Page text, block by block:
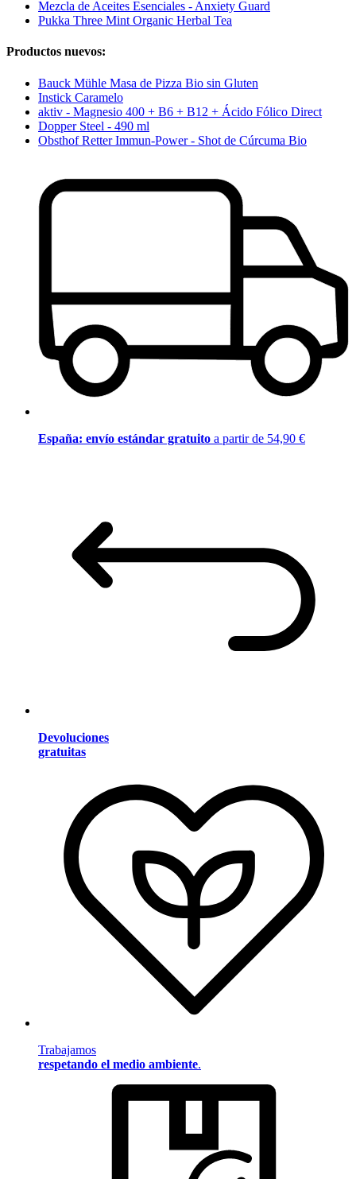
Mezcla de Aceites Esenciales - Anxiety Guard
Pukka Three Mint Organic Herbal Tea
Productos nuevos:
Bauck Mühle Masa de Pizza Bio sin Gluten
Instick Caramelo
aktiv - Magnesio 400 + B6 + B12 + Ácido Fólico Direct
Dopper Steel - 490 ml
Obsthof Retter Immun-Power - Shot de Cúrcuma Bio
España: envío estándar gratuito a partir de 54,90 €
Devoluciones
gratuitas
Trabajamos
respetando el medio ambiente.